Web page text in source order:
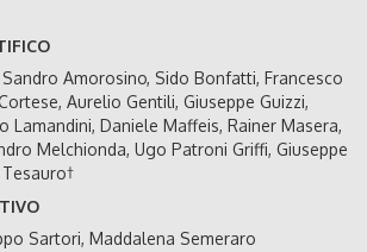
Amorosino, Sido Bonfatti, Francesco
Aurelio Gentili, Giuseppe Guizzi,
Lamandini, Daniele Maffeis, Rainer Masera,
Melchionda, Ugo Patroni Griffi, Giuseppe
Sartori, Maddalena Semeraro